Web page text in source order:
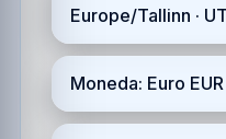
Europe/Tallinn ·
Moneda: Euro